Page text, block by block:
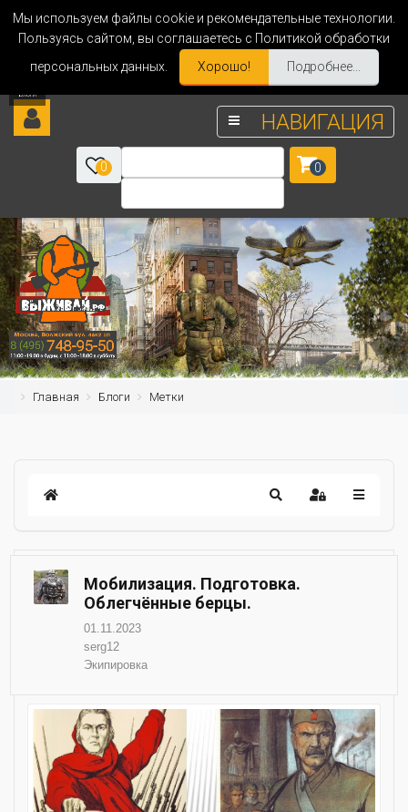
Мы используем файлы cookie и рекомендательные технологии.
Пользуясь сайтом, вы соглашаетесь с Политикой обработки
персональных данных.
Хорошо! Подробнее...
НАВИГАЦИЯ
0 0
Главная Блоги Метки
Мобилизация. Подготовка.
Облегчённые берцы.
01.11.2023
serg12
Экипировка